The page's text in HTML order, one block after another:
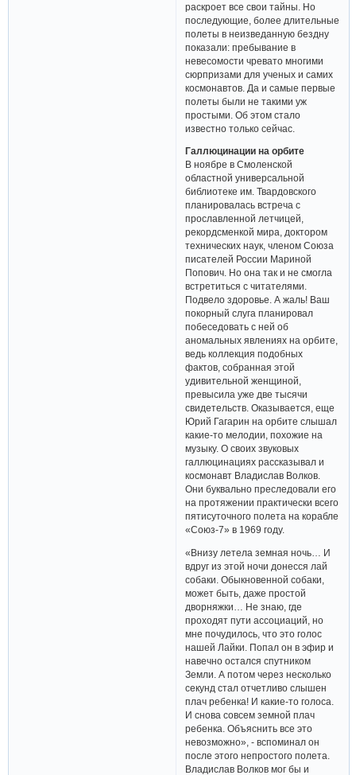
раскроет все свои тайны. Но
последующие, более длительные
полеты в неизведанную бездну
показали: пребывание в
невесомости чревато многими
сюрпризами для ученых и самих
космонавтов. Да и самые первые
полеты были не такими уж
простыми. Об этом стало
известно только сейчас.
Галлюцинации на орбите
В ноябре в Смоленской
областной универсальной
библиотеке им. Твардовского
планировалась встреча с
прославленной летчицей,
рекордсменкой мира, доктором
технических наук, членом Союза
писателей России Мариной
Попович. Но она так и не смогла
встретиться с читателями.
Подвело здоровье. А жаль! Ваш
покорный слуга планировал
побеседовать с ней об
аномальных явлениях на орбите,
ведь коллекция подобных
фактов, собранная этой
удивительной женщиной,
превысила уже две тысячи
свидетельств. Оказывается, еще
Юрий Гагарин на орбите слышал
какие-то мелодии, похожие на
музыку. О своих звуковых
галлюцинациях рассказывал и
космонавт Владислав Волков.
Они буквально преследовали его
на протяжении практически всего
пятисуточного полета на корабле
«Союз-7» в 1969 году.
«Внизу летела земная ночь… И
вдруг из этой ночи донесся лай
собаки. Обыкновенной собаки,
может быть, даже простой
дворняжки… Не знаю, где
проходят пути ассоциаций, но
мне почудилось, что это голос
нашей Лайки. Попал он в эфир и
навечно остался спутником
Земли. А потом через несколько
секунд стал отчетливо слышен
плач ребенка! И какие-то голоса.
И снова совсем земной плач
ребенка. Объяснить все это
невозможно», - вспоминал он
после этого непростого полета.
Владислав Волков мог бы и